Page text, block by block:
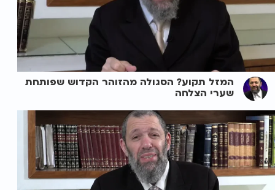
המזל תקוע? הסגולה מהזוהר הקדוש שפותחת
שערי הצלחה